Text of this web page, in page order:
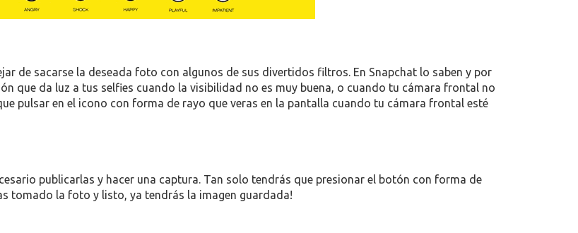
de sacarse la deseada foto con algunos de sus divertidos filtros. En Snapchat lo saben y por
que da luz a tus selfies cuando la visibilidad no es muy buena, o cuando tu cámara frontal no
pulsar en el icono con forma de rayo que veras en la pantalla cuando tu cámara frontal esté
publicarlas y hacer una captura. Tan solo tendrás que presionar el botón con forma de
tomado la foto y listo, ya tendrás la imagen guardada!